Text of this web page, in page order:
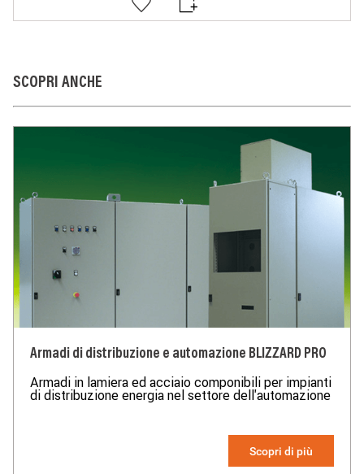
SCOPRI ANCHE
Armadi di distribuzione e automazione BLIZZARD PRO
Armadi in lamiera ed acciaio componibili per impianti
di distribuzione energia nel settore dell'automazione
Scopri di più